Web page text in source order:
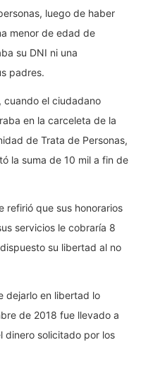
luego de haber
menor de edad de
su DNI ni una
padres.
cuando el ciudadano
en la carceleta de la
de Trata de Personas,
la suma de 10 mil a fin de
refirió que sus honorarios
servicios le cobraría 8
su libertad al no
dejarlo en libertad lo
de 2018 fue llevado a
dinero solicitado por los